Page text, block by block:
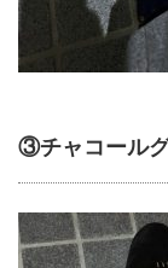
③チャコール